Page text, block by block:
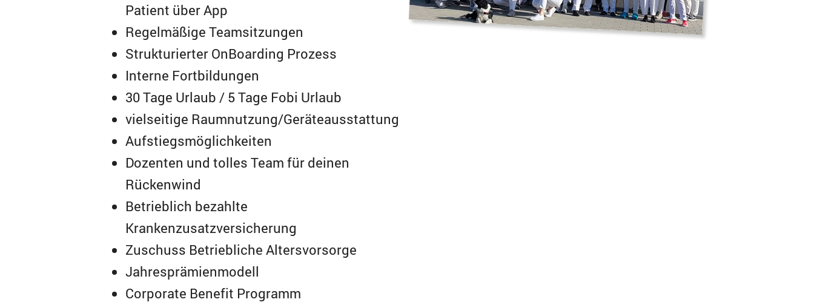
Patient über App
Regelmäßige Teamsitzungen
Strukturierter OnBoarding Prozess
Interne Fortbildungen
30 Tage Urlaub / 5 Tage Fobi Urlaub
vielseitige Raumnutzung/Geräteausstattung
Aufstiegsmöglichkeiten
Dozenten und tolles Team für deinen
Rückenwind
Betrieblich bezahlte
Krankenzusatzversicherung
Zuschuss Betriebliche Altersvorsorge
Jahresprämienmodell
Corporate Benefit Programm